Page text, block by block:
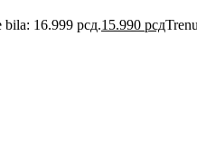
bila: 16.999 рсд.15.990 рсд